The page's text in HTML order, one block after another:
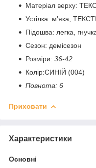
Матеріал верху:
Устілка: м’яка,
Підошва: легка,
Сезон: демісезон
Розміри: 36-42
Колір:СИНІЙ (004)
Повнота: 6
Приховати
Характеристики
Основні